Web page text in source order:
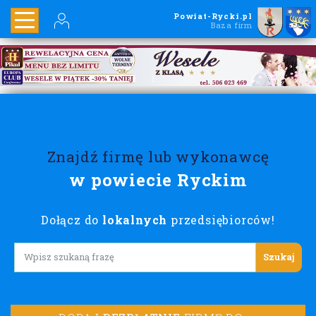
Powiat-Rycki.pl
Baza firm
Znajdź firmę lub wykonawcę
w powiecie Ryckim
Dołącz do lokalnych przedsiębiorców!
Lorem ipsum